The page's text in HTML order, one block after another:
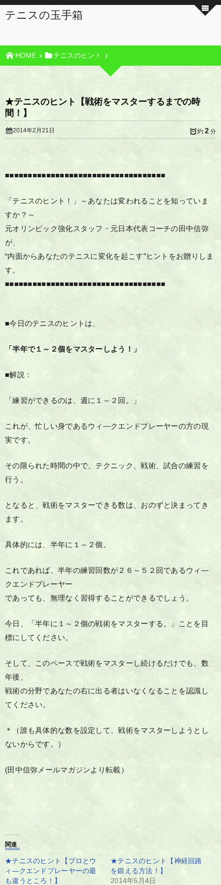
テニスの玉手箱
HOME テニスのヒント
★テニスのヒント【戦術をマスターするまでの時
間！】
2014年2月21日 約 2 分
■■■■■■■■■■■■■■■■■■■■■■■■■■■■■■■■■■■
「テニスのヒント！」～あなたは変われることを知っていま
すか？～
元オリンピック強化スタッフ・元日本代表コーチの田中信弥
が、
“内面からあなたのテニスに変化を起こす”ヒントをお贈りしま
す。
■■■■■■■■■■■■■■■■■■■■■■■■■■■■■■■■■■■
■今日のテニスのヒントは、
「半年で１～２個をマスターしよう！」
■解説：
「練習ができるのは、週に１～２回。」
これが、忙しい身であるウィ―クエンドプレーヤーの方の現
実です。
その限られた時間の中で、テクニック、戦術、試合の練習を
行う。
となると、戦術をマスターできる数は、おのずと決まってき
ます。
具体的には、半年に１～２個。
これであれば、半年の練習回数が２６～５２回であるウィ―
クエンドプレーヤー
であっても、無理なく習得することができるでしょう。
今日、「半年に１～２個の戦術をマスターする。」ことを目
標にしてください。
そして、このペースで戦術をマスターし続けるだけでも、数
年後、
戦術の分野であなたの右に出る者はいなくなることを認識し
てください。
＊（誰も具体的な数を設定して、戦術をマスターしようとし
ないからです。）
(田中信弥メールマガジンより転載）
関連
★テニスのヒント【プロとウ
ィ―クエンドプレーヤーの最
も違うところ！】
★テニスのヒント【神経回路
を鍛える方法！】
2014年5月4日